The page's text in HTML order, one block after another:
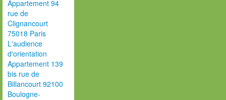
Appartement 94
rue de
Clignancourt
75018 Paris
L'audience
d'orientation
Appartement 139
bis rue de
Billancourt 92100
Boulogne-